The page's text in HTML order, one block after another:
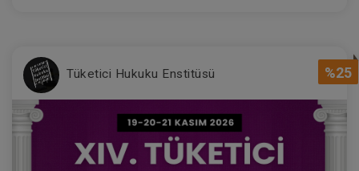
%25
Tüketici Hukuku Enstitüsü